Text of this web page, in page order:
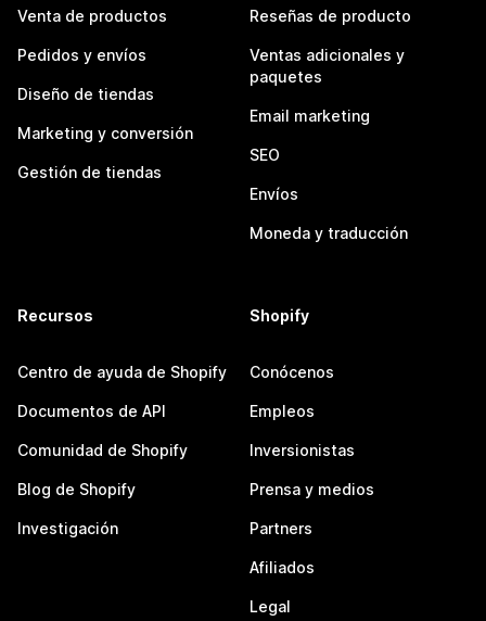
Venta de productos
Pedidos y envíos
Diseño de tiendas
Marketing y conversión
Gestión de tiendas
Reseñas de producto
Ventas adicionales y
paquetes
Email marketing
SEO
Envíos
Moneda y traducción
Recursos
Centro de ayuda de Shopify
Documentos de API
Comunidad de Shopify
Blog de Shopify
Investigación
Shopify
Conócenos
Empleos
Inversionistas
Prensa y medios
Partners
Afiliados
Legal